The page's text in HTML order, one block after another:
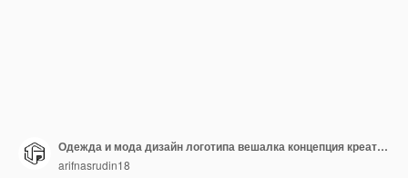
Одежда и мода дизайн логотипа вешалка концепция креативный простой модный магазин бизнес
arifnasrudin18